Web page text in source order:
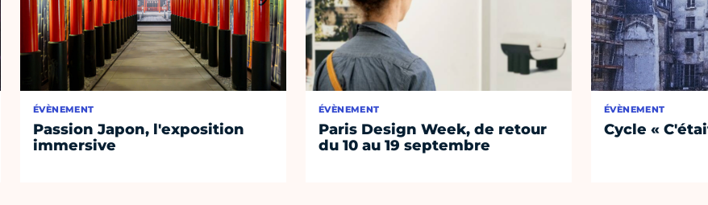
ÉVÈNEMENT
Passion Japon, l'exposition
immersive
ÉVÈNEMENT
Paris Design Week, de retour
du 10 au 19 septembre
ÉVÈNEMENT
Cycle «